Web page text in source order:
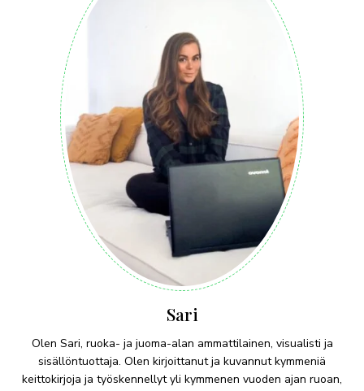
Sari
Olen Sari, ruoka- ja juoma-alan ammattilainen, visualisti ja
sisällöntuottaja. Olen kirjoittanut ja kuvannut kymmeniä
keittokirjoja ja työskennellyt yli kymmenen vuoden ajan ruoan,